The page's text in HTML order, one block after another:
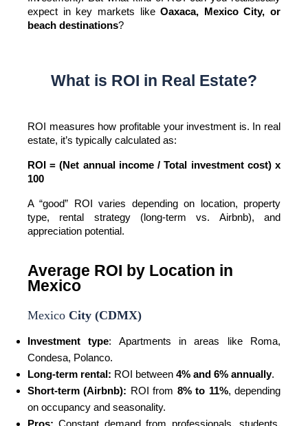
expect in key markets like Oaxaca, Mexico City, or
beach destinations?
What is ROI in Real Estate?
ROI measures how profitable your investment is. In real
estate, it’s typically calculated as:
ROI = (Net annual income / Total investment cost) x
100
A “good” ROI varies depending on location, property
type, rental strategy (long-term vs. Airbnb), and
appreciation potential.
Average ROI by Location in
Mexico
Mexico City (CDMX)
Investment type: Apartments in areas like Roma,
Condesa, Polanco.
Long-term rental: ROI between 4% and 6% annually.
Short-term (Airbnb): ROI from 8% to 11%, depending
on occupancy and seasonality.